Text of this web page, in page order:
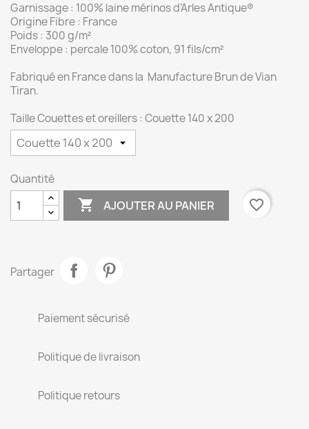
Garnissage : 100% laine mérinos d’Arles Antique®
Origine Fibre : France
Poids : 300 g/m²
Enveloppe : percale 100% coton, 91 fils/cm²
Fabriqué en France dans la Manufacture Brun de Vian
Tiran.
Taille Couettes et oreillers : Couette 140 x 200
Quantité
 AJOUTER AU PANIER favorite_border
Partager
Paiement sécurisé
Politique de livraison
Politique retours